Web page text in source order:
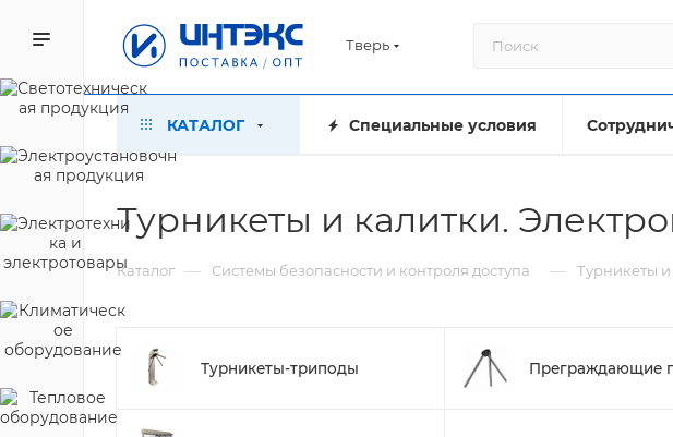
Тверь
КАТАЛОГ Специальные условия
Турникеты и калитки.
Каталог — Системы безопасности и контроля доступа — Турникеты
Турникеты-триподы Преграждающие